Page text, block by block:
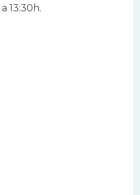
13:30h.